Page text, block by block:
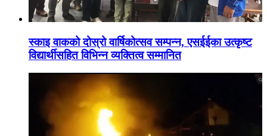
स्काइ वाकको दोस्रो वार्षिकोत्सव सम्पन्न, एसईईका उत्कृष्ट
विद्यार्थीसहित विभिन्न व्यक्तित्व सम्मानित